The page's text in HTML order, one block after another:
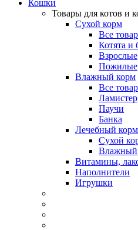
Кошки
Товары для котов и
Сухой корм
Все
Котята и
Взрослые
Пожилые
Влажный корм
Все
Ламистер
Паучи
Банка
Лечебный корм
Сухой
Влажный
Витамины,
Наполнители
Игрушки